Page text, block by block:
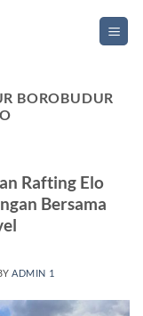
BOROBUDUR
Rafting Elo
Bersama
ADMIN 1